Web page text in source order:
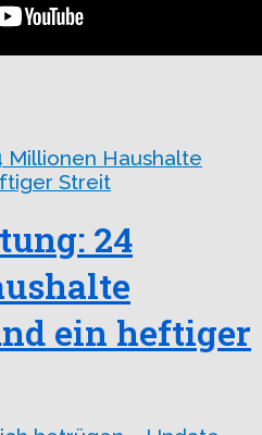
24
ein heftiger